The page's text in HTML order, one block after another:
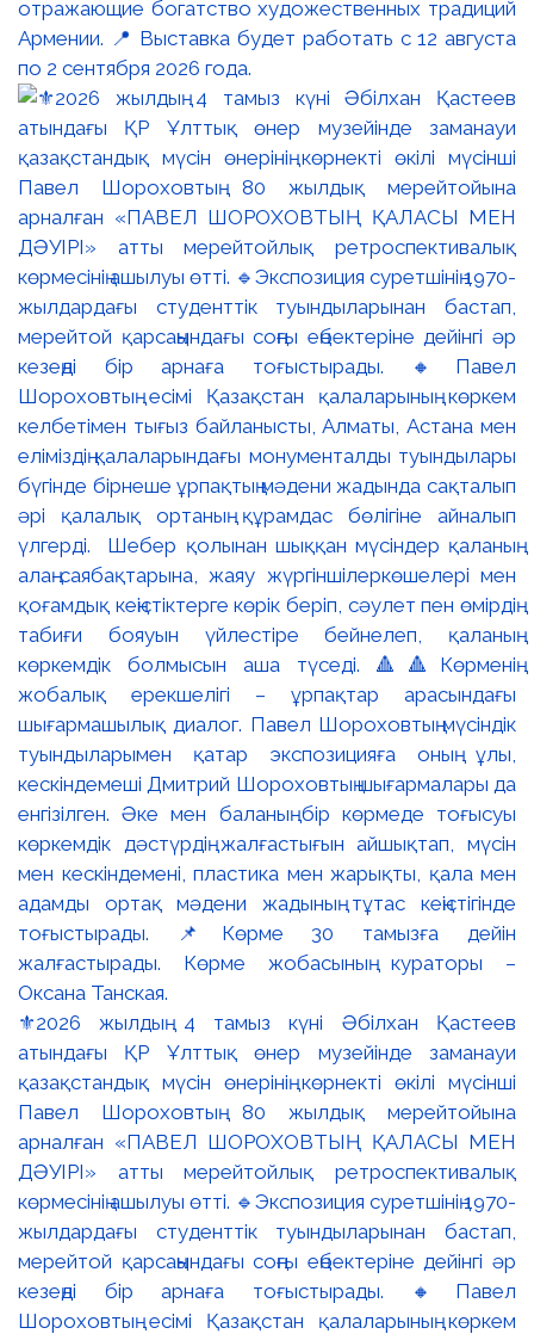
отражающие богатство художественных традиций
Армении. 📍 Выставка будет работать с 12 августа
по 2 сентября 2026 года.
⚜️2026 жылдың 4 тамыз күні Әбілхан Қастеев
атындағы ҚР Ұлттық өнер музейінде заманауи
қазақстандық мүсін өнерінің көрнекті өкілі мүсінші
Павел Шороховтың 80 жылдық мерейтойына
арналған «ПАВЕЛ ШОРОХОВТЫҢ ҚАЛАСЫ МЕН
ДӘУІРІ» атты мерейтойлық ретроспективалық
көрмесінің ашылуы өтті. 🔹Экспозиция суретшінің 1970-
жылдардағы студенттік туындыларынан бастап,
мерейтой қарсаңындағы соңғы еңбектеріне дейінгі әр
кезеңді бір арнаға тоғыстырады. 🔸Павел
Шороховтың есімі Қазақстан қалаларының көркем